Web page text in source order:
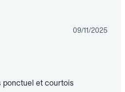
09/11/2025
ponctuel et courtois